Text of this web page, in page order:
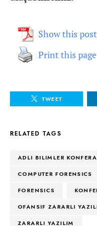
Show this
Print this page
TWEET
RELATED TAGS
ADLI BILIMLER
COMPUTER FORENSICS
FORENSICS
OFANSIF ZARARLI
ZARARLI YAZILIM